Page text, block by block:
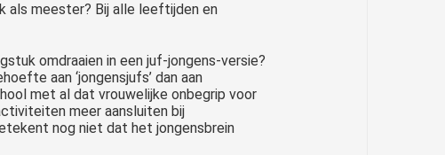
als meester? Bij alle leeftijden en
omdraaien in een juf-jongens-versie?
aan ‘jongensjufs’ dan aan
met al dat vrouwelijke onbegrip voor
meer aansluiten bij
nog niet dat het jongensbrein